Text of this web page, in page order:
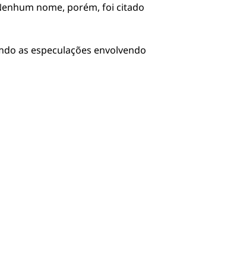
nome, porém, foi citado
as especulações envolvendo